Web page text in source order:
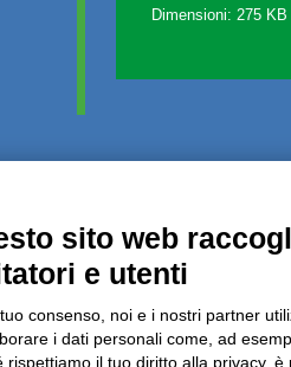
Dimensioni: 275 KB
Amministrazione trasparente
sito web
e utenti
consenso, noi e i nostri partner
i dati personali come, ad
rispettiamo il tuo diritto alla privacy,